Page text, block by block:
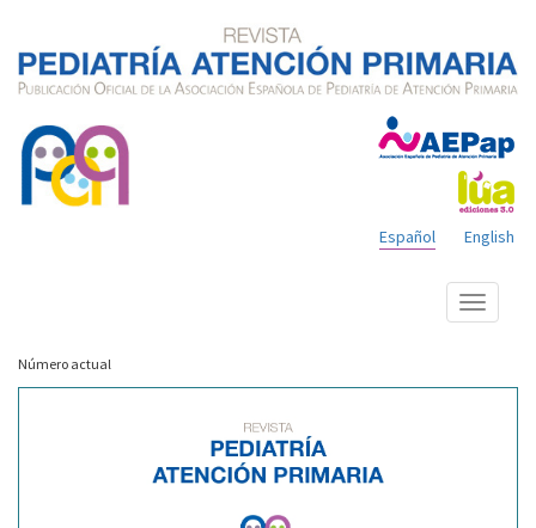
English
Español
Mostrar
menú
Número actual